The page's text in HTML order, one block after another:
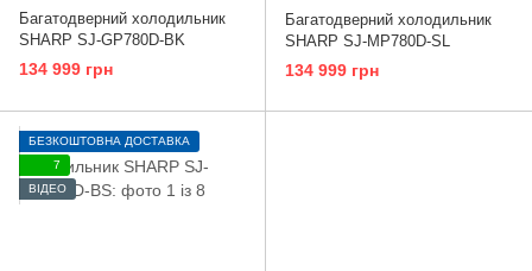
Багатодверний холодильник
SHARP SJ-GP780D-BK
134 999 грн
Багатодверний холодильник
SHARP SJ-MP780D-SL
134 999 грн
БЕЗКОШТОВНА ДОСТАВКА
7
ВІДЕО